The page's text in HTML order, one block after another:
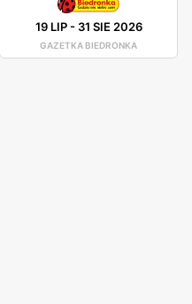
19 LIP- 31 SIE 2026
GAZETKA BIEDRONKA